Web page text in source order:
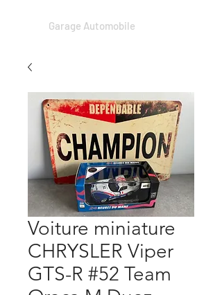
Garage Automobile
Voiture miniature
CHRYSLER Viper
GTS-R #52 Team